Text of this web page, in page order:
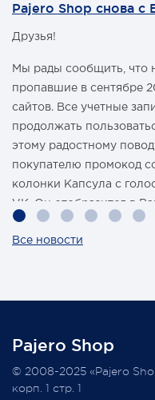
Pajero Shop снова с
Друзья!
Мы рады сообщить, что
пропавшие в сентябре
сайтов. Все учетные
продолжать
этому радостному
покупателю промокод
колонки Капсула с
VK. Он отобразится в
магазина Pajero Shop 14
Всегда Ваш, Pajero Shop
3 февраля 2022
Все новости
Pajero Shop
© 2008-2025 «Pajero
корп. 1 стр. 1